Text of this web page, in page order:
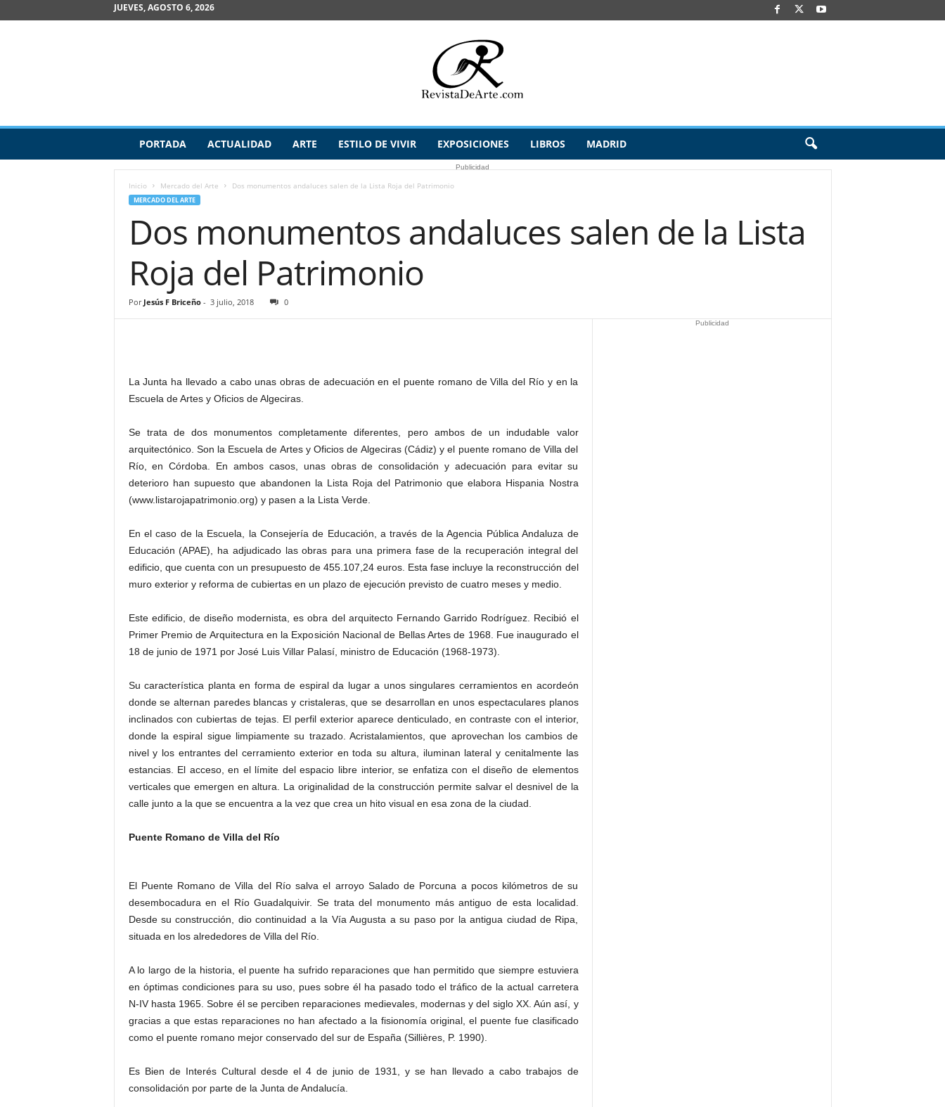
JUEVES, AGOSTO 6, 2026
v
PORTADA ACTUALIDAD ARTE ESTILO DE VIVIR EXPOSICIONES LIBROS MADRID
Publicidad
Inicio Mercado del Arte Dos monumentos andaluces salen de la Lista Roja del Patrimonio
MERCADO DEL ARTE
Dos monumentos andaluces salen de la Lista
Roja del Patrimonio
Por Jesús F Briceño- 3 julio, 2018 0
La Junta ha llevado a cabo unas obras de adecuación en el puente romano de Villa del Río y en la
Escuela de Artes y Oficios de Algeciras.
Se trata de dos monumentos completamente diferentes, pero ambos de un indudable valor
arquitectónico. Son la Escuela de Artes y Oficios de Algeciras (Cádiz) y el puente romano de Villa del
Río, en Córdoba. En ambos casos, unas obras de consolidación y adecuación para evitar su
deterioro han supuesto que abandonen la Lista Roja del Patrimonio que elabora Hispania Nostra
(www.listarojapatrimonio.org) y pasen a la Lista Verde.
En el caso de la Escuela, la Consejería de Educación, a través de la Agencia Pública Andaluza de
Educación (APAE), ha adjudicado las obras para una primera fase de la recuperación integral del
edificio, que cuenta con un presupuesto de 455.107,24 euros. Esta fase incluye la reconstrucción del
muro exterior y reforma de cubiertas en un plazo de ejecución previsto de cuatro meses y medio.
Este edificio, de diseño modernista, es obra del arquitecto Fernando Garrido Rodríguez. Recibió el
Primer Premio de Arquitectura en la Exposición Nacional de Bellas Artes de 1968. Fue inaugurado el
18 de junio de 1971 por José Luis Villar Palasí, ministro de Educación (1968-1973).
Su característica planta en forma de espiral da lugar a unos singulares cerramientos en acordeón
donde se alternan paredes blancas y cristaleras, que se desarrollan en unos espectaculares planos
inclinados con cubiertas de tejas. El perfil exterior aparece denticulado, en contraste con el interior,
donde la espiral sigue limpiamente su trazado. Acristalamientos, que aprovechan los cambios de
nivel y los entrantes del cerramiento exterior en toda su altura, iluminan lateral y cenitalmente las
estancias. El acceso, en el límite del espacio libre interior, se enfatiza con el diseño de elementos
verticales que emergen en altura. La originalidad de la construcción permite salvar el desnivel de la
calle junto a la que se encuentra a la vez que crea un hito visual en esa zona de la ciudad.
Puente Romano de Villa del Río
El Puente Romano de Villa del Río salva el arroyo Salado de Porcuna a pocos kilómetros de su
desembocadura en el Río Guadalquivir. Se trata del monumento más antiguo de esta localidad.
Desde su construcción, dio continuidad a la Vía Augusta a su paso por la antigua ciudad de Ripa,
situada en los alrededores de Villa del Río.
A lo largo de la historia, el puente ha sufrido reparaciones que han permitido que siempre estuviera
en óptimas condiciones para su uso, pues sobre él ha pasado todo el tráfico de la actual carretera
N-IV hasta 1965. Sobre él se perciben reparaciones medievales, modernas y del siglo XX. Aún así, y
gracias a que estas reparaciones no han afectado a la fisionomía original, el puente fue clasificado
como el puente romano mejor conservado del sur de España (Sillières, P. 1990).
Es Bien de Interés Cultural desde el 4 de junio de 1931, y se han llevado a cabo trabajos de
consolidación por parte de la Junta de Andalucía.
Publicidad